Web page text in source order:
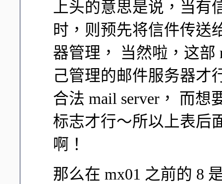
上头的意思是说，当有
时，则预先将信件传送
器管理， 当然啦，这部
己管理的邮件服务器才
合法 mail server， 而
标志才行～所以上表后
啊！
那么在 mx01 之前的 8